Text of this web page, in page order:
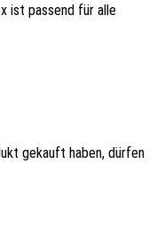
ist passend für alle
gekauft haben, dürfen